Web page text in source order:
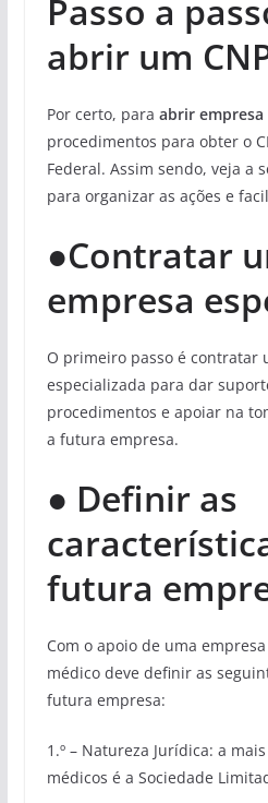
Passo a
abrir um
Por certo, para abrir empresa
procedimentos para obter o
Federal. Assim sendo, veja a
para organizar as ações e
●Contratar
empresa
O primeiro passo é contratar
especializada para dar
procedimentos e apoiar na
a futura empresa.
● Definir as
futura
Com o apoio de uma
médico deve definir as
futura empresa:
1.º – Natureza Jurídica: a
médicos é a Sociedade